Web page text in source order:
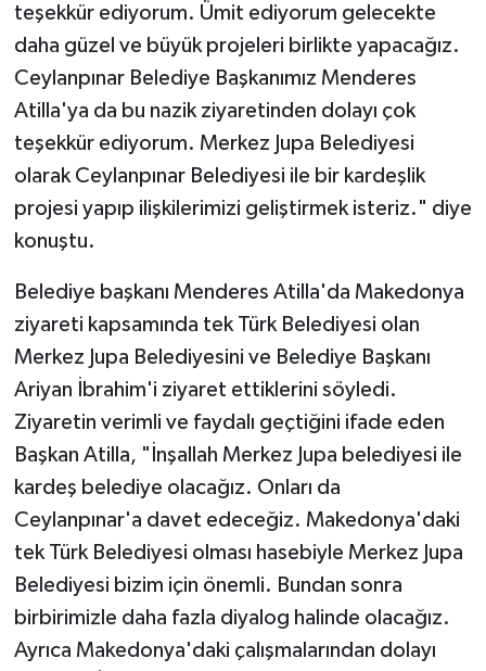
teşekkür ediyorum. Ümit ediyorum gelecekte
daha güzel ve büyük projeleri birlikte yapacağız.
Ceylanpınar Belediye Başkanımız Menderes
Atilla'ya da bu nazik ziyaretinden dolayı çok
teşekkür ediyorum. Merkez Jupa Belediyesi
olarak Ceylanpınar Belediyesi ile bir kardeşlik
projesi yapıp ilişkilerimizi geliştirmek isteriz." diye
konuştu.
Belediye başkanı Menderes Atilla'da Makedonya
ziyareti kapsamında tek Türk Belediyesi olan
Merkez Jupa Belediyesini ve Belediye Başkanı
Ariyan İbrahim'i ziyaret ettiklerini söyledi.
Ziyaretin verimli ve faydalı geçtiğini ifade eden
Başkan Atilla, "İnşallah Merkez Jupa belediyesi ile
kardeş belediye olacağız. Onları da
Ceylanpınar'a davet edeceğiz. Makedonya'daki
tek Türk Belediyesi olması hasebiyle Merkez Jupa
Belediyesi bizim için önemli. Bundan sonra
birbirimizle daha fazla diyalog halinde olacağız.
Ayrıca Makedonya'daki çalışmalarından dolayı